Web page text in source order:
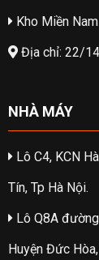
Kho Miền Nam
Địa chỉ: 22/14
NHÀ MÁY
Lô C4, KCN
Tín, Tp Hà Nội.
Lô Q8A
Huyện Đức